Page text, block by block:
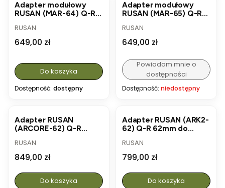
Adapter modułowy
RUSAN (MAR-64) Q-R
PRODUCENT
RUSAN
Cena
649,00 zł
Do koszyka
Dostępność: dostępny
Adapter modułowy
RUSAN (MAR-65) Q-R
PRODUCENT
RUSAN
Cena
649,00 zł
Powiadom mnie o
dostępności
Dostępność: niedostępny
Adapter RUSAN
(ARCORE-62) Q-R
Pulsar Core
PRODUCENT
RUSAN
Cena
849,00 zł
Do koszyka
Adapter RUSAN (ARK2-
62) Q-R 62mm do
Krypton/Proton
PRODUCENT
RUSAN
Cena
799,00 zł
Do koszyka